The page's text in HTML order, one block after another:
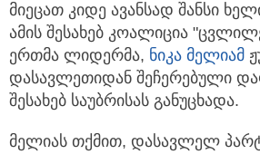
მიეცათ კიდე ავანსად შანსი
ამის შესახებ კოალიცია
ერთმა ლიდერმა, ნიკა მელიამ
დასავლეთიდან შეჩერებული
შესახებ საუბრისას განუცხადა.
მელიას თქმით, დასავლელ